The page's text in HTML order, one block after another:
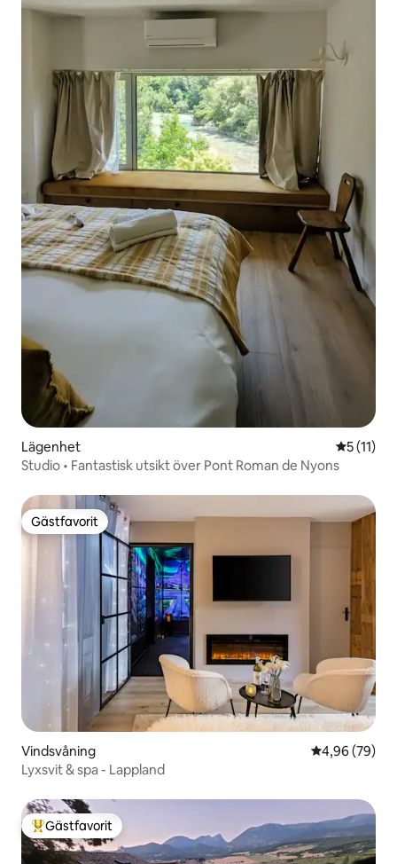
Lägenhet 5 av 5 i
5 (11)
Studio • Fantastisk utsikt över Pont Roman de Nyons
Gästfavorit
Gästfavorit
Vindsvåning 4,96 av 5 i
4,96 (79)
Lyxsvit & spa - Lappland
Populär gästfavorit
Gästfavorit